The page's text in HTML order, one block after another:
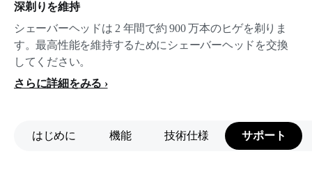
深剃りを維持
シェーバーヘッドは 2 年間で約 900 万本のヒゲを剃りま
す。最高性能を維持するためにシェーバーヘッドを交換
してください。
さらに詳細をみる
はじめに 機能 技術仕様 サポート